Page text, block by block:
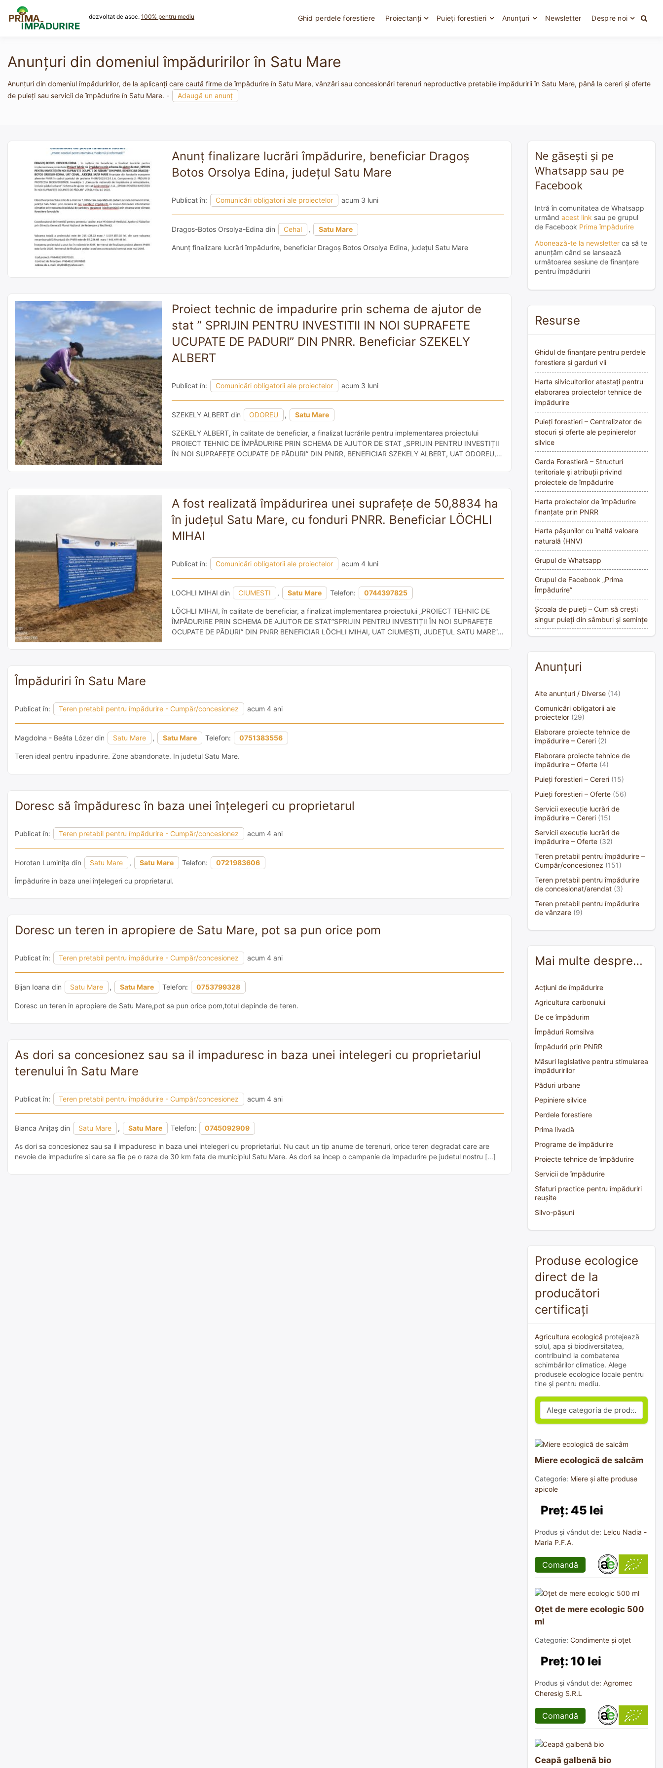
content
dezvoltat de asoc. 100% pentru mediu Ghid perdele forestiere Proiectanți Puieți forestieri Anunțuri Newsletter Despre noi
Anunțuri din domeniul împăduririlor în Satu Mare
Anunțuri din domeniul împăduririlor, de la aplicanți care caută firme de împădurire în Satu Mare, vânzări sau concesionări terenuri neproductive pretabile împăduririi în Satu Mare, până la cereri și oferte
de puieți sau servicii de împădurire în Satu Mare. -
Adaugă un anunț
Anunţ finalizare lucrări împădurire, beneficiar Dragoş
Botos Orsolya Edina, judeţul Satu Mare
Publicat în: Comunicări obligatorii ale proiectelor acum 3 luni
Dragos-Botos Orsolya-Edina din Cehal , Satu Mare
Anunţ finalizare lucrări împădurire, beneficiar Dragoş Botos Orsolya Edina, judeţul Satu Mare
Proiect technic de impadurire prin schema de ajutor de
stat ” SPRIJIN PENTRU INVESTITII IN NOI SUPRAFETE
UCUPATE DE PADURI” DIN PNRR. Beneficiar SZEKELY
ALBERT
Publicat în: Comunicări obligatorii ale proiectelor acum 3 luni
SZEKELY ALBERT din ODOREU , Satu Mare
SZEKELY ALBERT, în calitate de beneficiar, a finalizat lucrările pentru implementarea proiectului
PROIECT TEHNIC DE ÎMPĂDURIRE PRIN SCHEMA DE AJUTOR DE STAT „SPRIJIN PENTRU INVESTIȚII
ÎN NOI SUPRAFEȚE OCUPATE DE PĂDURI” DIN PNRR, BENEFICIAR SZEKELY ALBERT, UAT ODOREU,
A fost realizată împădurirea unei suprafețe de 50,8834 ha
în județul Satu Mare, cu fonduri PNRR. Beneficiar LÖCHLI
MIHAI
Publicat în: Comunicări obligatorii ale proiectelor acum 4 luni
LOCHLI MIHAI din CIUMESTI , Satu Mare Telefon: 0744397825
LÖCHLI MIHAI, în calitate de beneficiar, a finalizat implementarea proiectului „PROIECT TEHNIC DE
ÎMPĂDURIRE PRIN SCHEMA DE AJUTOR DE STAT”SPRIJIN PENTRU INVESTIȚII ÎN NOI SUPRAFEȚE
OCUPATE DE PĂDURI” DIN PNRR BENEFICIAR LÖCHLI MIHAI, UAT CIUMEȘTI, JUDEȚUL SATU MARE”
Împăduriri în Satu Mare
Publicat în: Teren pretabil pentru împădurire - Cumpăr/concesionez acum 4 ani
Magdolna - Beáta Lózer din Satu Mare , Satu Mare Telefon: 0751383556
Teren ideal pentru inpadurire. Zone abandonate. In judetul Satu Mare.
Doresc să împăduresc în baza unei înțelegeri cu proprietarul
Publicat în: Teren pretabil pentru împădurire - Cumpăr/concesionez acum 4 ani
Horotan Luminița din Satu Mare , Satu Mare Telefon: 0721983606
Împădurire in baza unei înțelegeri cu proprietarul.
Doresc un teren in apropiere de Satu Mare, pot sa pun orice pom
Publicat în: Teren pretabil pentru împădurire - Cumpăr/concesionez acum 4 ani
Bijan Ioana din Satu Mare , Satu Mare Telefon: 0753799328
Doresc un teren in apropiere de Satu Mare,pot sa pun orice pom,totul depinde de teren.
As dori sa concesionez sau sa il impaduresc in baza unei intelegeri cu proprietariul
terenului în Satu Mare
Publicat în: Teren pretabil pentru împădurire - Cumpăr/concesionez acum 4 ani
Bianca Anițaș din Satu Mare , Satu Mare Telefon: 0745092909
As dori sa concesionez sau sa il impaduresc in baza unei intelegeri cu proprietariul. Nu caut un tip anume de terenuri, orice teren degradat care are
nevoie de impadurire si care sa fie pe o raza de 30 km fata de municipiul Satu Mare. As dori sa incep o campanie de impadurire pe judetul nostru […]
Ne găsești și pe
Whatsapp sau pe
Facebook
Intră în comunitatea de Whatsapp
urmând acest link sau pe grupul
de Facebook Prima împădurire
Abonează-te la newsletter ca să te
anunțăm când se lansează
următoarea sesiune de finanțare
pentru împăduriri
Resurse
Ghidul de finanțare pentru perdele
forestiere și garduri vii
Harta silvicultorilor atestați pentru
elaborarea proiectelor tehnice de
împădurire
Puieți forestieri – Centralizator de
stocuri și oferte ale pepinierelor
silvice
Garda Forestieră – Structuri
teritoriale și atribuții privind
proiectele de împădurire
Harta proiectelor de împădurire
finanțate prin PNRR
Harta pășunilor cu înaltă valoare
naturală (HNV)
Grupul de Whatsapp
Grupul de Facebook „Prima
Împădurire”
Școala de puieți – Cum să crești
singur puieți din sâmburi și semințe
Anunțuri
Alte anunțuri / Diverse (14)
Comunicări obligatorii ale
proiectelor (29)
Elaborare proiecte tehnice de
împădurire – Cereri (2)
Elaborare proiecte tehnice de
împădurire – Oferte (4)
Puieți forestieri – Cereri (15)
Puieți forestieri – Oferte (56)
Servicii execuție lucrări de
împădurire – Cereri (15)
Servicii execuție lucrări de
împădurire – Oferte (32)
Teren pretabil pentru împădurire –
Cumpăr/concesionez (151)
Teren pretabil pentru împădurire
de concesionat/arendat (3)
Teren pretabil pentru împădurire
de vânzare (9)
Mai multe despre…
Acțiuni de împădurire
Agricultura carbonului
De ce împădurim
Împăduri Romsilva
Împăduriri prin PNRR
Măsuri legislative pentru stimularea
împăduririlor
Păduri urbane
Pepiniere silvice
Perdele forestiere
Prima livadă
Programe de împădurire
Proiecte tehnice de împădurire
Servicii de împădurire
Sfaturi practice pentru împăduriri
reușite
Silvo-pășuni
Produse ecologice
direct de la
producători
certificați
Agricultura ecologică protejează
solul, apa și biodiversitatea,
contribuind la combaterea
schimbărilor climatice. Alege
produsele ecologice locale pentru
tine și pentru mediu.
Miere ecologică de salcâm
Categorie: Miere și alte produse
apicole
Preț: 45 lei
Produs și vândut de: Lelcu Nadia -
Maria P.F.A.
Comandă
Oțet de mere ecologic 500
ml
Categorie: Condimente și oțet
Preț: 10 lei
Produs și vândut de: Agromec
Cheresig S.R.L
Comandă
Ceapă galbenă bio